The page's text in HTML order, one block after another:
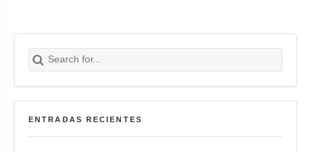
Search for:
Buscar
ENTRADAS RECIENTES